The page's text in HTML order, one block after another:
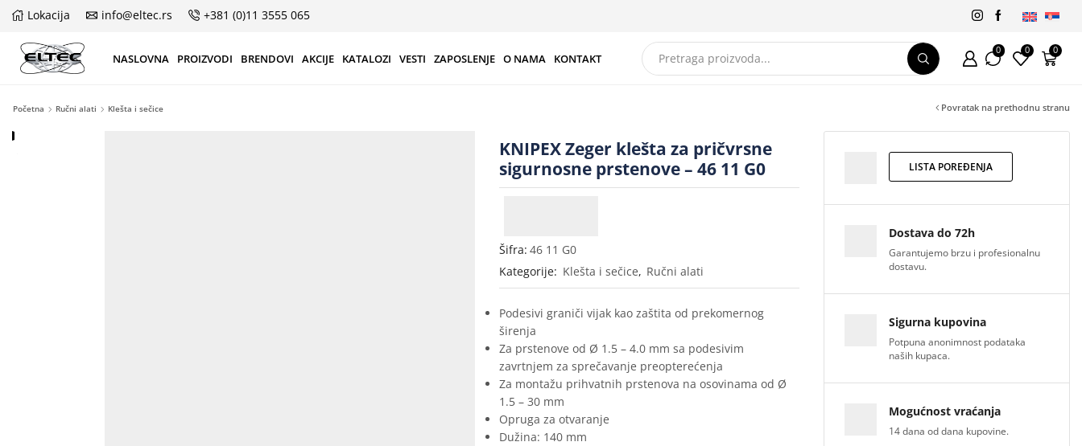
Lokacija info@eltec.rs +381 (0)11 3555 065
NASLOVNA PROIZVODI BRENDOVI AKCIJE KATALOZI VESTI ZAPOSLENJE O NAMA KONTAKT
0 0 0
Početna Ručni alati Klešta i sečice Povratak na prethodnu stranu
KNIPEX Zeger klešta za pričvrsne
sigurnosne prstenove – 46 11 G0
Šifra: 46 11 G0
Kategorije: Klešta i sečice, Ručni alati
Podesivi graniči vijak kao zaštita od prekomernog
širenja
Za prstenove od Ø 1.5 – 4.0 mm sa podesivim
zavrtnjem za sprečavanje preopterećenja
Za montažu prihvatnih prstenova na osovinama od Ø
1.5 – 30 mm
Opruga za otvaranje
Dužina: 140 mm
LISTA POREĐENJA
Dostava do 72h
Garantujemo brzu i profesionalnu
dostavu.
Sigurna kupovina
Potpuna anonimnost podataka
naših kupaca.
Mogućnost vraćanja
14 dana od dana kupovine.